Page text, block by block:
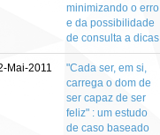
minimizando o erro
e da possibilidade
de consulta a dicas
Mai-2011
"Cada ser, em si,
carrega o dom de
ser capaz de ser
feliz" : um estudo
de caso baseado